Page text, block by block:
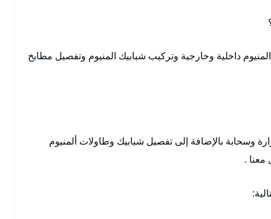
داخلية وخارجية وتركيب شبابيك المنيوم وتفصيل مطابخ
وسحابة بالإضافة إلى تفصيل شبابيك وطاولات ألمنيوم
معنا .